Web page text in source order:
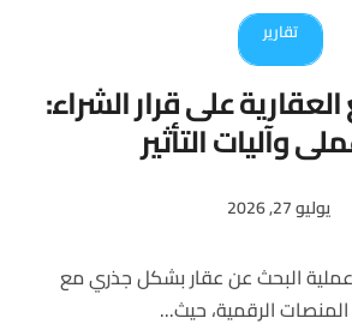
تقارير
العقارية على قرار الشراء:
وآليات التأثير
يوليو 27, 2026
الرقمية، حيث...